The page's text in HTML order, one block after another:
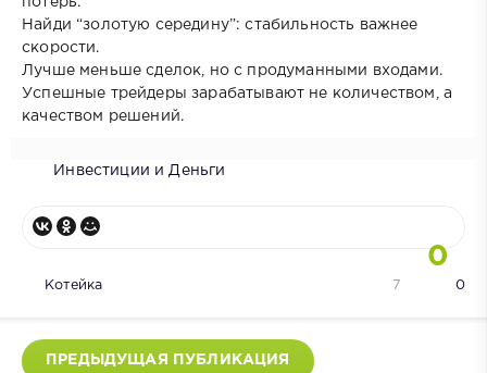
Найди “золотую середину”: стабильность важнее
скорости.
Лучше меньше сделок, но с продуманными входами.
Успешные трейдеры зарабатывают не количеством, а
качеством решений.
Инвестиции и Деньги
0
Котейка 0
7
ПРЕДЫДУЩАЯ ПУБЛИКАЦИЯ